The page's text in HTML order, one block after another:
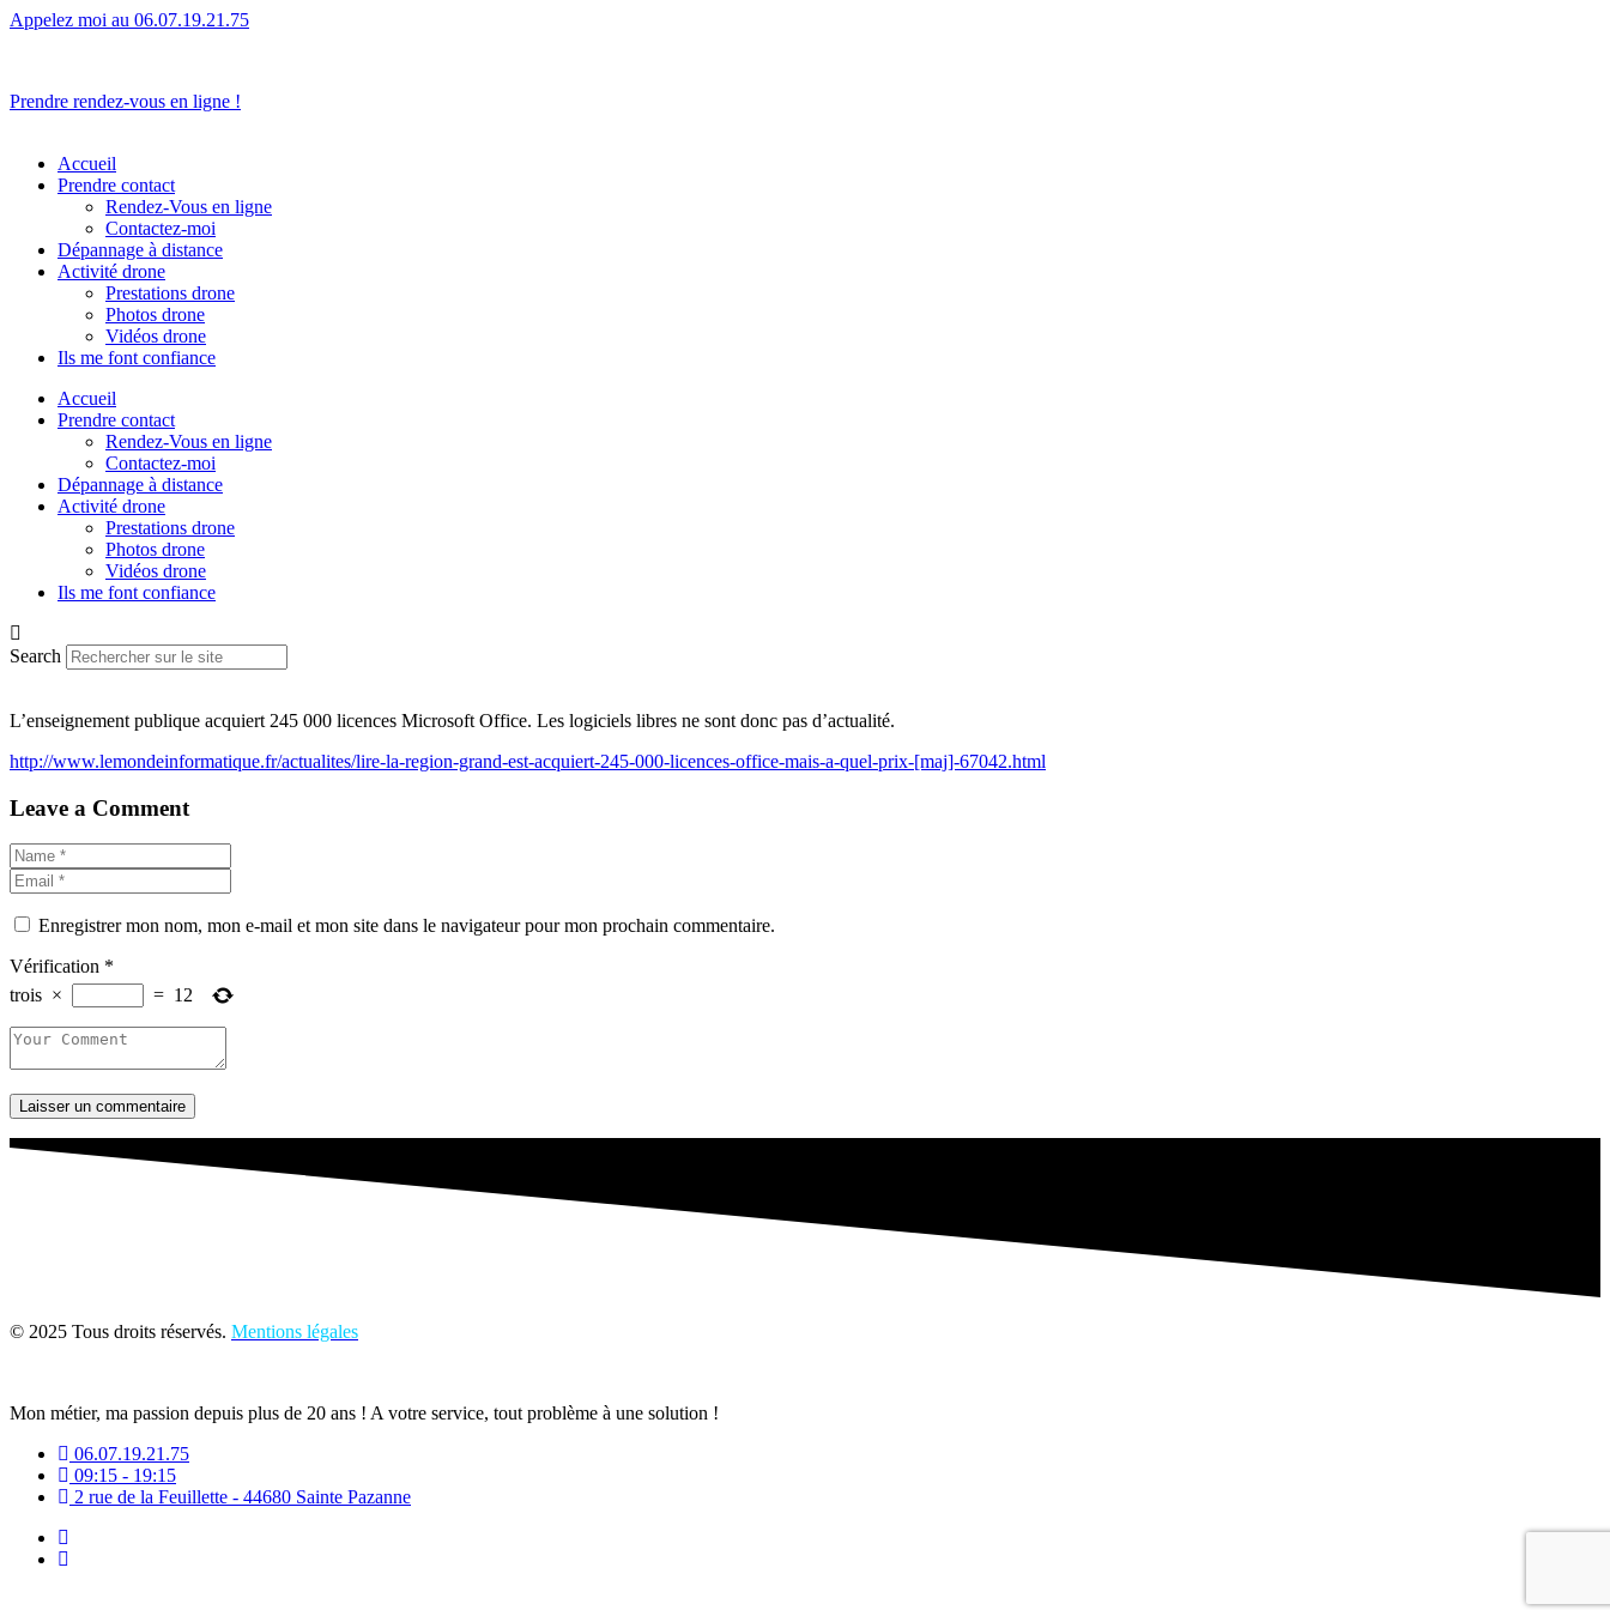
Appelez moi au 06.07.19.21.75
Prendre rendez-vous en ligne !
Accueil
Prendre contact
Rendez-Vous en ligne
Contactez-moi
Dépannage à distance
Activité drone
Prestations drone
Photos drone
Vidéos drone
Ils me font confiance
Accueil
Prendre contact
Rendez-Vous en ligne
Contactez-moi
Dépannage à distance
Activité drone
Prestations drone
Photos drone
Vidéos drone
Ils me font confiance
Search
L’enseignement publique acquiert 245 000 licences Microsoft Office. Les logiciels libres ne sont donc pas d’actualité.
http://www.lemondeinformatique.fr/actualites/lire-la-region-grand-est-acquiert-245-000-licences-office-mais-a-quel-prix-[maj]-67042.html
Leave a Comment
Enregistrer mon nom, mon e-mail et mon site dans le navigateur pour mon prochain commentaire.
Vérification *
trois × = 12
Laisser un commentaire
© 2025 Tous droits réservés. Mentions légales
Mon métier, ma passion depuis plus de 20 ans ! A votre service, tout problème à une solution !
06.07.19.21.75
09:15 - 19:15
2 rue de la Feuillette - 44680 Sainte Pazanne